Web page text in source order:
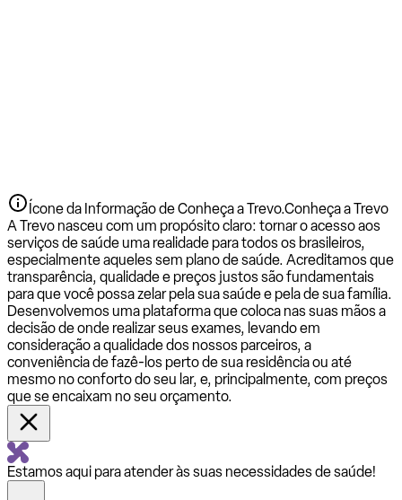
Ícone da Informação de Conheça a Trevo.Conheça a Trevo
A Trevo nasceu com um propósito claro: tornar o acesso aos
serviços de saúde uma realidade para todos os brasileiros,
especialmente aqueles sem plano de saúde. Acreditamos que
transparência, qualidade e preços justos são fundamentais
para que você possa zelar pela sua saúde e pela de sua família.
Desenvolvemos uma plataforma que coloca nas suas mãos a
decisão de onde realizar seus exames, levando em
consideração a qualidade dos nossos parceiros, a
conveniência de fazê-los perto de sua residência ou até
mesmo no conforto do seu lar, e, principalmente, com preços
que se encaixam no seu orçamento.
Estamos aqui para atender às suas necessidades de saúde!